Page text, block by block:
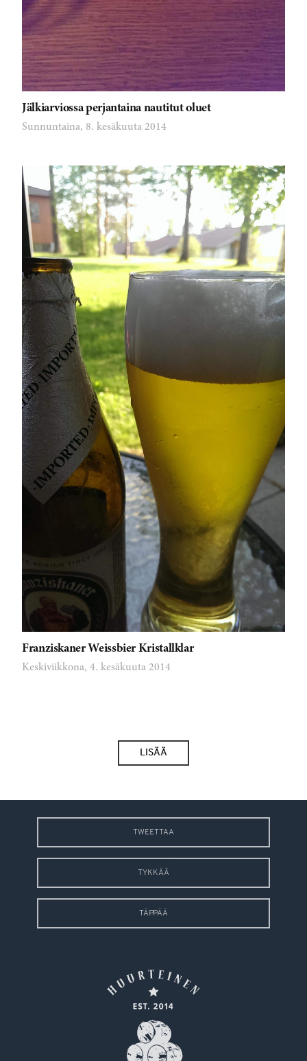
Jälkiarviossa perjantaina nautitut oluet
Sunnuntaina, 8. kesäkuuta 2014
Franziskaner Weissbier Kristallklar
Keskiviikkona, 4. kesäkuuta 2014
LISÄÄ
TWEETTAA
TYKKÄÄ
TÄPPÄÄ